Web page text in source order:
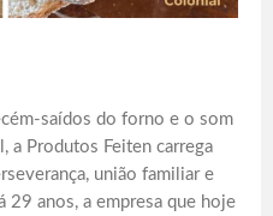
saídos do forno e o som
a Produtos Feiten carrega
união familiar e
29 anos, a empresa que hoje